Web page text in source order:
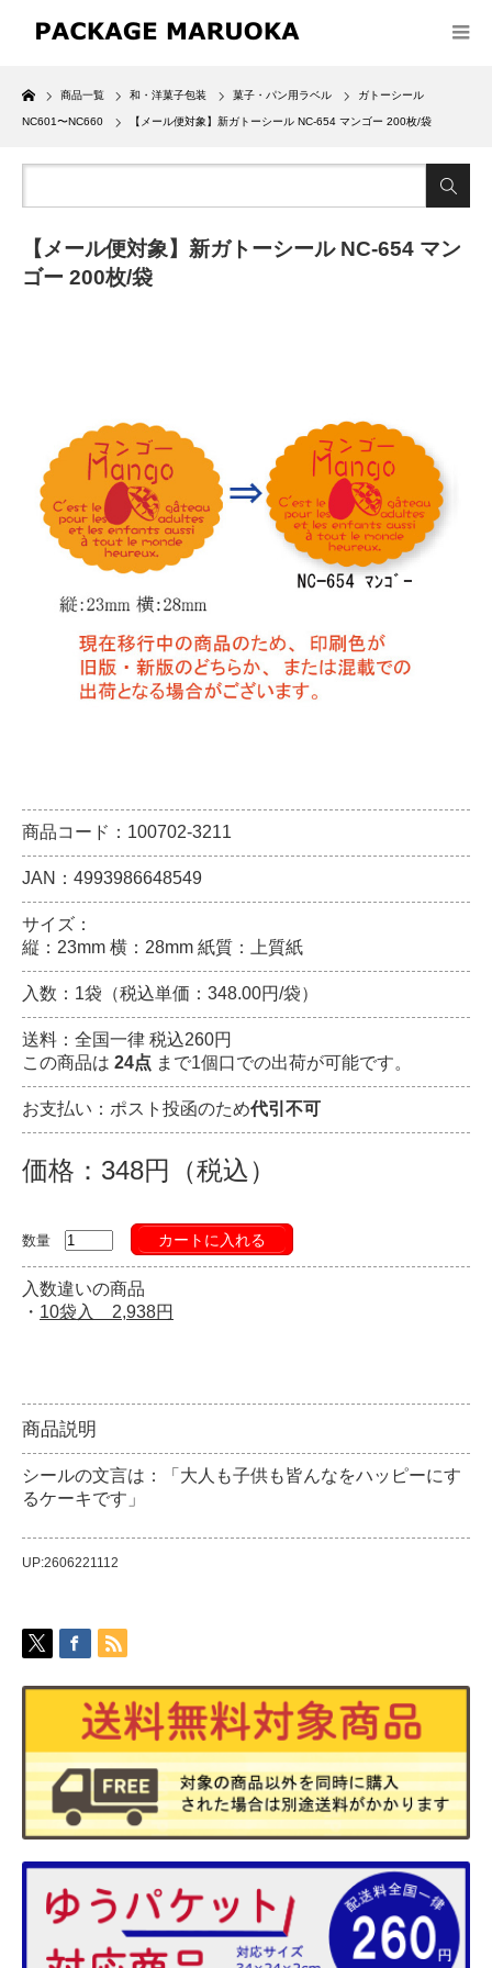
Home
商品一覧 和・洋菓子包装 菓子・パン用ラベル ガトーシール
NC601〜NC660 【メール便対象】新ガトーシール NC-654 マンゴー 200枚/袋
【メール便対象】新ガトーシール NC-654 マン
ゴー 200枚/袋
商品コード：100702-3211
JAN：4993986648549
サイズ：
縦：23mm 横：28mm 紙質：上質紙
入数：1袋（税込単価：348.00円/袋）
送料：全国一律 税込260円
この商品は 24点 まで1個口での出荷が可能です。
お支払い：ポスト投函のため代引不可
価格：348円（税込）
数量 カートに入れる
入数違いの商品
・ 10袋入 2,938円
商品説明
シールの文言は：「大人も子供も皆んなをハッピーにす
るケーキです」
UP:2606221112